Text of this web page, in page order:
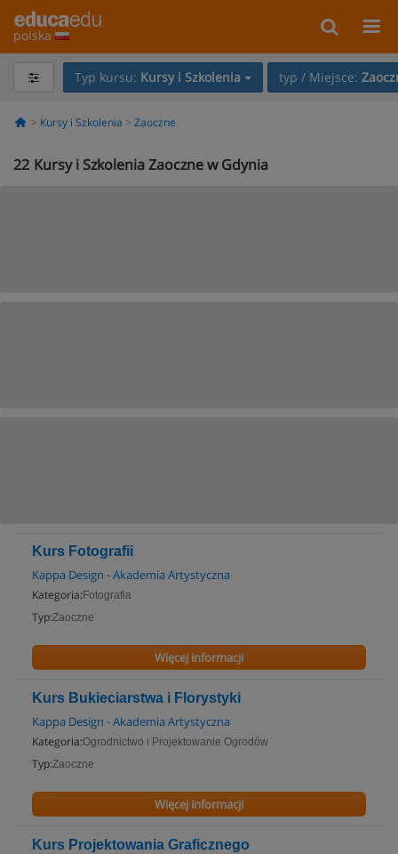
polska
Typ kursu: Kursy i Szkolenia typ / Miejsce:
Kursy i Szkolenia Zaoczne
22 Kursy i Szkolenia Zaoczne w Gdynia
Kurs Fotografii
Kappa Design - Akademia Artystyczna
Kategoria: Fotografia
Typ:Zaoczne
Więcej informacji
Kurs Bukieciarstwa i Florystyki
Kappa Design - Akademia Artystyczna
Kategoria:Ogrodnictwo i Projektowanie Ogrodów
Typ:Zaoczne
Więcej informacji
Kurs Projektowania Graficznego